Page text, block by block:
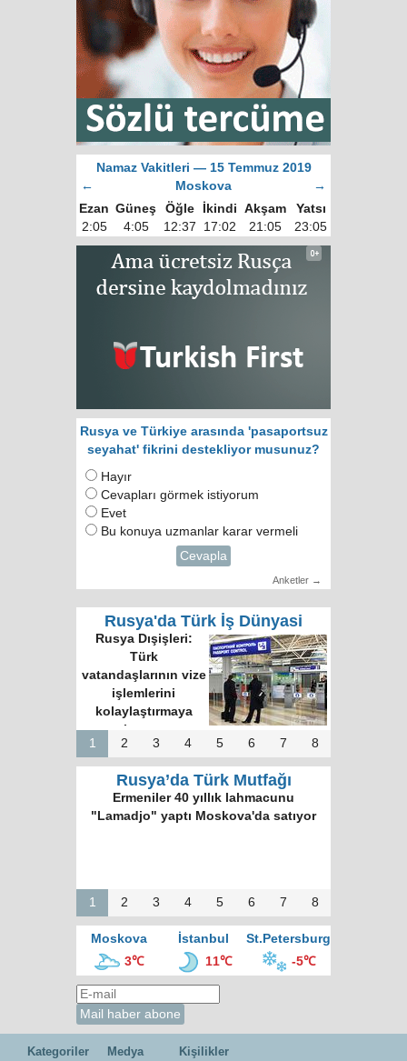
Namaz Vakitleri — 15 Temmuz 2019
←
Moskova
→
Ezan Güneş Öğle İkindi Akşam
Yatsı
2:05
4:05 12:37 17:02 21:05 23:05
Rusya ve Türkiye arasında 'pasaportsuz
seyahat' fikrini destekliyor musunuz?
Hayır
Cevapları görmek istiyorum
Evet
Bu konuya uzmanlar karar vermeli
Cevapla
Anketler →
Rusya'da Türk İş Dünyasi
Rusya Dışişleri:
Türk
vatandaşlarının vize
işlemlerini
kolaylaştırmaya
hazırız
1
2 3 4 5 6 7 8
Rusya’da Türk Mutfağı
Ermeniler 40 yıllık lahmacunu
"Lamadjo" yaptı Moskova'da satıyor
1 2 3 4 5 6 7 8
Moskova İstanbul
St.Petersburg
3℃
11℃ -5℃
Kategoriler Medya Kişilikler